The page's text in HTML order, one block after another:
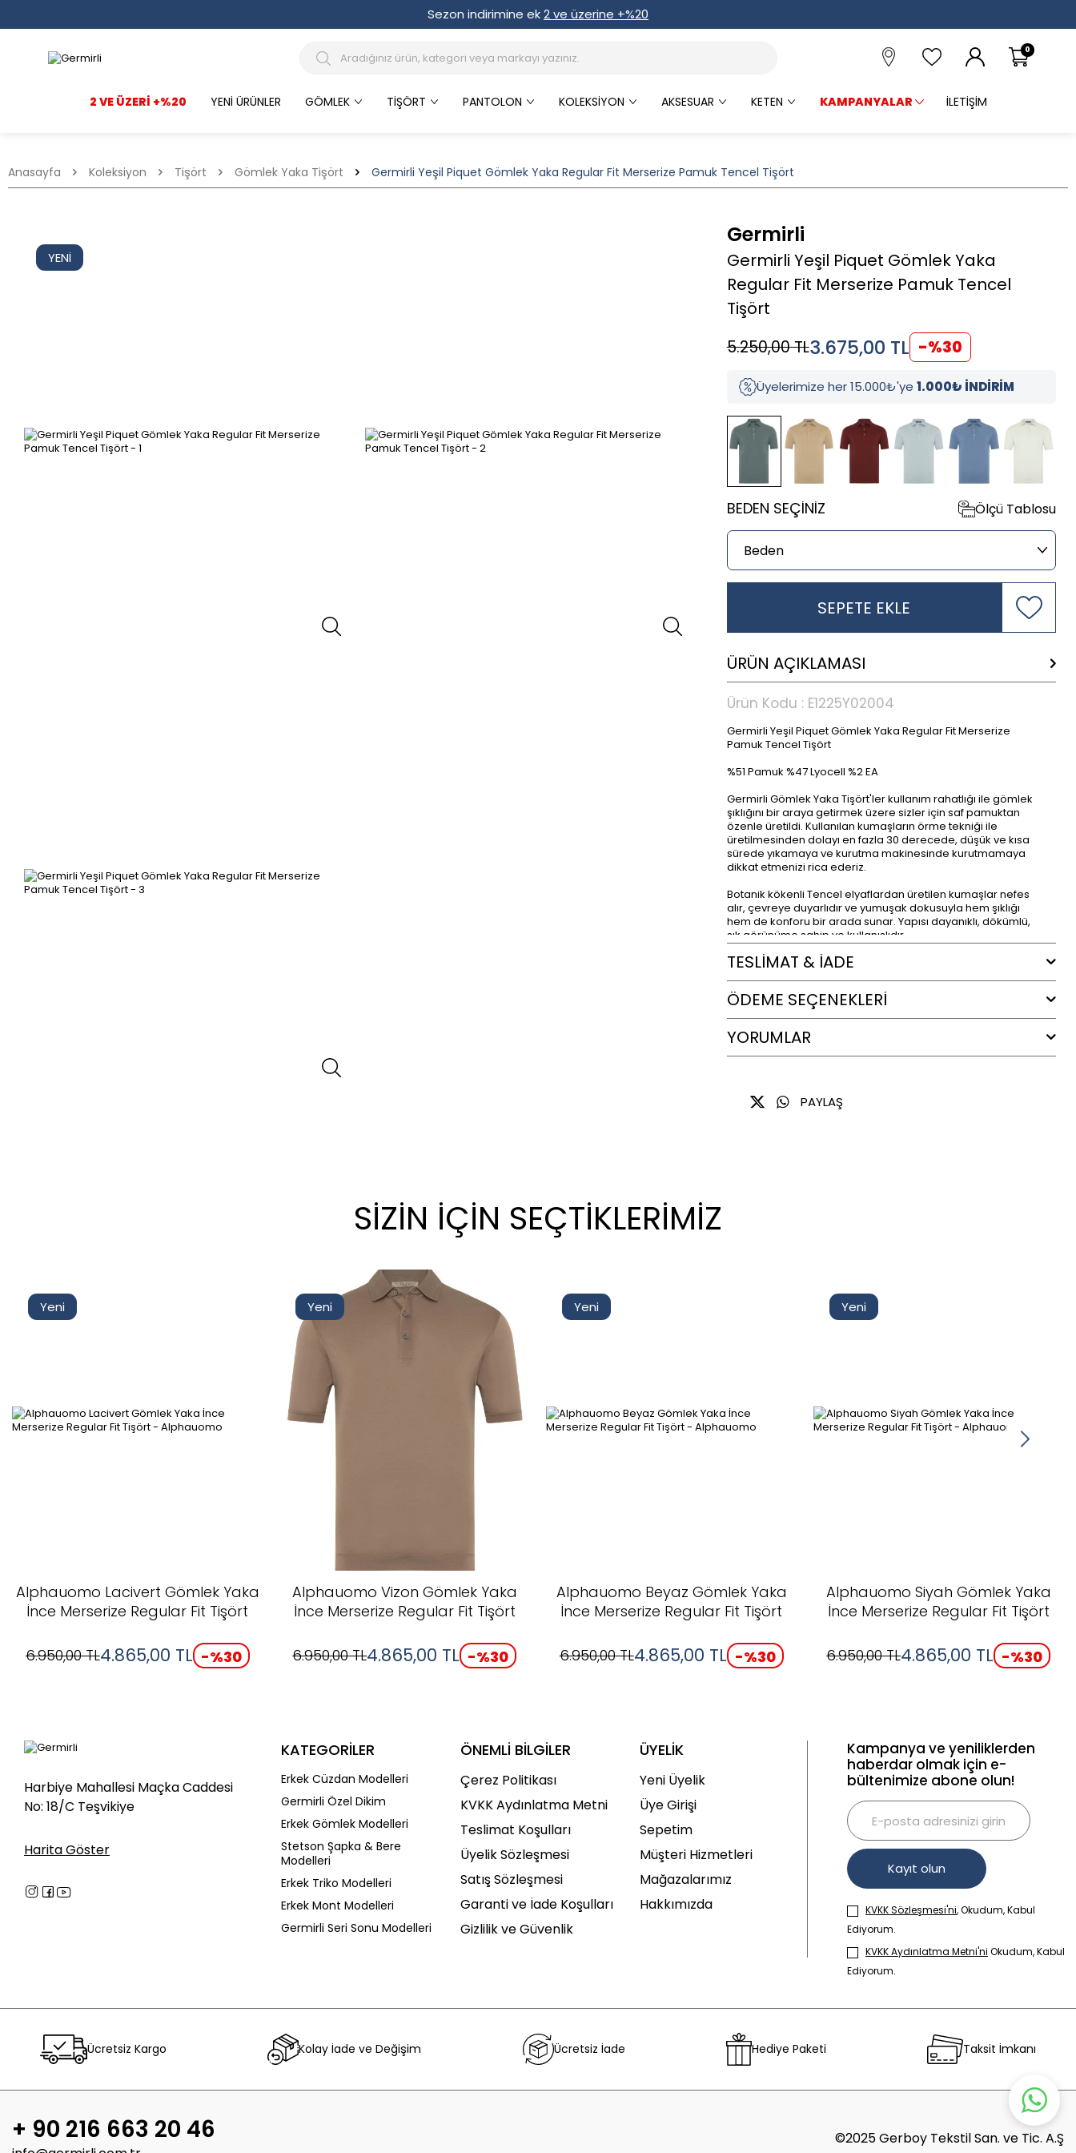
Sezon indirimine ek2 ve üzerine +%20
0
2 VE ÜZERI +%20 YENI ÜRÜNLER GÖMLEK TIŞÖRT PANTOLON KOLEKSIYON AKSESUAR KETEN İLETIŞIM
KAMPANYALAR
Anasayfa Koleksiyon Tişört Gömlek Yaka Tişört Germirli Yeşil Piquet Gömlek Yaka Regular Fit Merserize Pamuk Tencel Tişört
YENI
Germirli
Germirli Yeşil Piquet Gömlek Yaka
Regular Fit Merserize Pamuk Tencel
Tişört
5.250,00TL3.675,00 TL -%30
Üyelerimize her 15.000₺'ye 1.000₺ İNDİRİM
BEDEN SEÇINIZ Ölçü Tablosu
SEPETE EKLE
ÜRÜN AÇIKLAMASI
Ürün Kodu : E1225Y02004
Germirli Yeşil Piquet Gömlek Yaka Regular Fit Merserize
Pamuk Tencel Tişört
%51 Pamuk %47 Lyocell %2 EA
Germirli Gömlek Yaka Tişört'ler kullanım rahatlığı ile gömlek
şıklığını bir araya getirmek üzere sizler için saf pamuktan
özenle üretildi. Kullanılan kumaşların örme tekniği ile
üretilmesinden dolayı en fazla 30 derecede, düşük ve kısa
sürede yıkamaya ve kurutma makinesinde kurutmamaya
dikkat etmenizi rica ederiz.
Botanik kökenli Tencel elyaflardan üretilen kumaşlar nefes
alır, çevreye duyarlıdır ve yumuşak dokusuyla hem şıklığı
hem de konforu bir arada sunar. Yapısı dayanıklı, dökümlü,
şık görünüme sahip ve kullanışlıdır.
Pike doku, özellikle polo yaka tişörtlerde kullanılan,
özel bir kumaş türüdür. Fransızca “piqué” kelimesinden gelen
bu dokuma, genellikle pamuk ipliklerle üretilir ve gözenekli
yapısı sayesinde yüksek hava geçirgenliği sağlar. Bu özellik,
pike dokulu tişörtleri özellikle yaz aylarında ferah ve konforlu
bir seçenek haline getirir. Sıkı ve dayanıklı yapısıyla formunu
uzun süre koruyan pike kumaş, klasik düz tişörtlere göre
doku, günlük kullanımda olduğu kadar smart casual
kombinlerde de tercih edilir.
TESLİMAT & İADE
ÖDEME SEÇENEKLERI
YORUMLAR
PAYLAŞ
SİZİN İÇİN SEÇTİKLERİMİZ
Yeni
Alphauomo Lacivert Gömlek Yaka
İnce Merserize Regular Fit Tişört
6.950,00TL4.865,00 TL -%30
Yeni
Alphauomo Vizon Gömlek Yaka
İnce Merserize Regular Fit Tişört
6.950,00TL4.865,00 TL -%30
Yeni
Alphauomo Beyaz Gömlek Yaka
İnce Merserize Regular Fit Tişört
6.950,00TL4.865,00 TL -%30
Yeni
Alphauomo Siyah Gömlek Yaka
İnce Merserize Regular Fit Tişört
6.950,00TL4.865,00 TL -%30
Harbiye Mahallesi Maçka Caddesi
No: 18/C Teşvikiye
Harita Göster
KATEGORİLER
Erkek Cüzdan Modelleri
Germirli Özel Dikim
Erkek Gömlek Modelleri
Stetson Şapka & Bere
Modelleri
Erkek Triko Modelleri
Erkek Mont Modelleri
Germirli Seri Sonu Modelleri
ÖNEMLİ BİLGİLER
Çerez Politikası
KVKK Aydınlatma Metni
Teslimat Koşulları
Üyelik Sözleşmesi
Satış Sözleşmesi
Garanti ve İade Koşulları
Gizlilik ve Güvenlik
ÜYELİK
Yeni Üyelik
Üye Girişi
Sepetim
Müşteri Hizmetleri
Mağazalarımız
Hakkımızda
Kampanya ve yeniliklerden
haberdar olmak için e-
bültenimize abone olun!
Kayıt olun
KVKK Sözleşmesi'ni, Okudum, Kabul
Ediyorum.
KVKK Aydınlatma Metni'ni Okudum, Kabul
Ediyorum.
Ücretsiz Kargo Kolay İade ve Değişim Ücretsiz İade Hediye Paketi Taksit İmkanı
+ 90 216 663 20 46 ©2025 Gerboy Tekstil San. ve Tic. A.Ş